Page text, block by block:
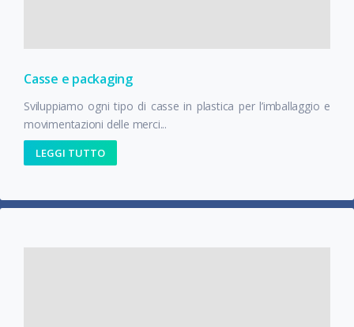
Casse e packaging
Sviluppiamo ogni tipo di casse in plastica per l’imballaggio e
movimentazioni delle merci...
LEGGI TUTTO